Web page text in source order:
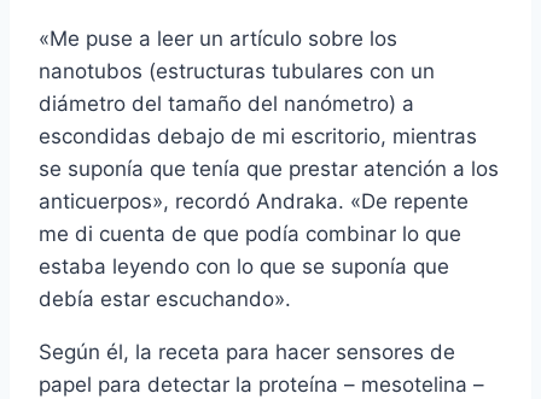
«Me puse a leer un artí­culo sobre los
nanotubos (estructuras tubulares con un
diámetro del tamaño del nanómetro) a
escondidas debajo de mi escritorio, mientras
se suponí­a que tení­a que prestar atención a los
anticuerpos», recordó Andraka. «De repente
me di cuenta de que podí­a combinar lo que
estaba leyendo con lo que se suponí­a que
debí­a estar escuchando».
Según él, la receta para hacer sensores de
papel para detectar la proteí­na – mesotelina –